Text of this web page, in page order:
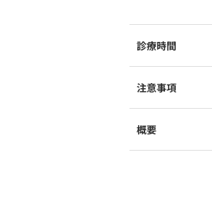
診療時間
注意事項
概要